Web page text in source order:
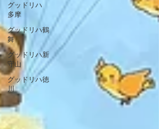
グッドリハ
多摩
グッドリハ鶴
舞
グッドリハ新
守山
グッドリハ徳
川